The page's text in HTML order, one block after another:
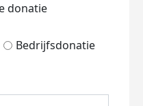
donatie
Bedrijfsdonatie